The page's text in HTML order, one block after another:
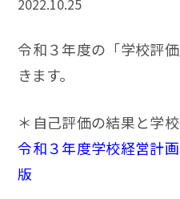
令和３年度の「学校評
きます。
＊自己評価の結果と
令和３年度学校経営計
版